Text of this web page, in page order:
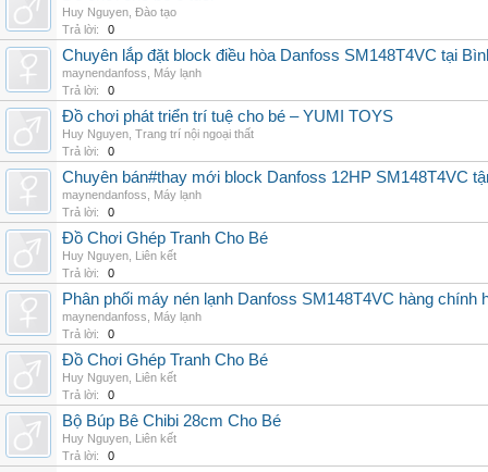
Huy Nguyen Đào tạo
Trả lời:
0
Chuyên lắp đặt block điều hòa Danfoss SM148T4VC tại
maynendanfoss
Máy lạnh
Trả lời:
0
Đồ chơi phát triển trí tuệ cho bé – YUMI TOYS
Huy Nguyen Trang trí nội ngoại thất
Trả lời:
0
Chuyên bán#thay mới block Danfoss 12HP SM148T4VC
maynendanfoss
Máy lạnh
Trả lời:
0
Đồ Chơi Ghép Tranh Cho Bé
Huy Nguyen Liên kết
Trả lời:
0
Phân phối máy nén lạnh Danfoss SM148T4VC hàng chính
maynendanfoss
Máy lạnh
Trả lời:
0
Đồ Chơi Ghép Tranh Cho Bé
Huy Nguyen Liên kết
Trả lời:
0
Bộ Búp Bê Chibi 28cm Cho Bé
Huy Nguyen Liên kết
Trả lời:
0